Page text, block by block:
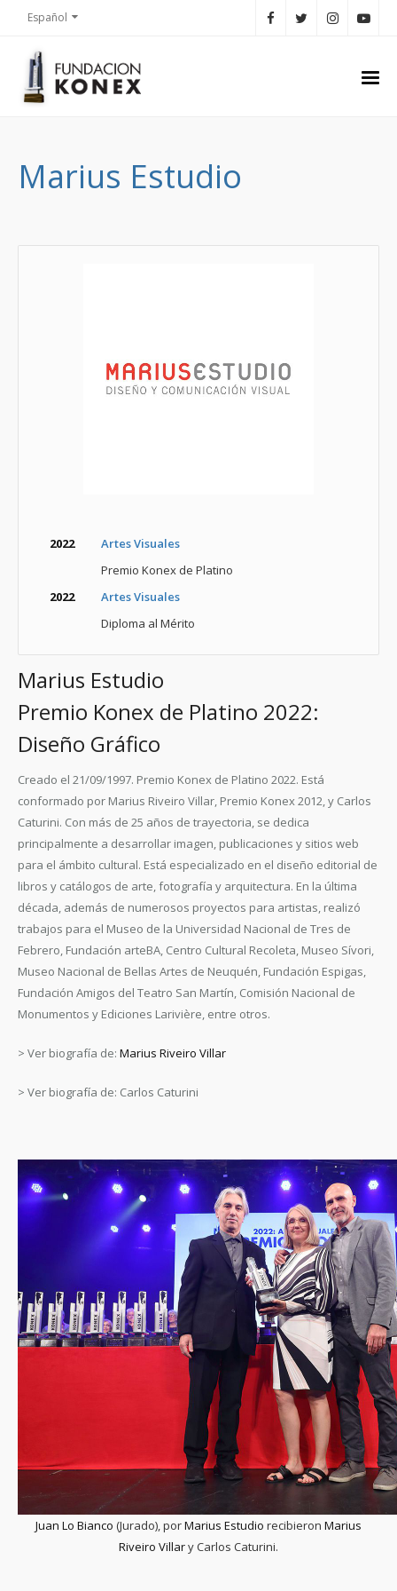
Español
Marius Estudio
2022
Artes Visuales
Premio Konex de Platino
2022
Artes Visuales
Diploma al Mérito
Marius Estudio
Premio Konex de Platino 2022:
Diseño Gráfico
Creado el 21/09/1997. Premio Konex de Platino 2022. Está
conformado por Marius Riveiro Villar, Premio Konex 2012, y Carlos
Caturini. Con más de 25 años de trayectoria, se dedica
principalmente a desarrollar imagen, publicaciones y sitios web
para el ámbito cultural. Está especializado en el diseño editorial de
libros y catálogos de arte, fotografía y arquitectura. En la última
década, además de numerosos proyectos para artistas, realizó
trabajos para el Museo de la Universidad Nacional de Tres de
Febrero, Fundación arteBA, Centro Cultural Recoleta, Museo Sívori,
Museo Nacional de Bellas Artes de Neuquén, Fundación Espigas,
Fundación Amigos del Teatro San Martín, Comisión Nacional de
Monumentos y Ediciones Larivière, entre otros.
> Ver biografía de: Marius Riveiro Villar
> Ver biografía de: Carlos Caturini
Juan Lo Bianco (Jurado), porMarius Estudio recibieron Marius
Riveiro Villary Carlos Caturini.